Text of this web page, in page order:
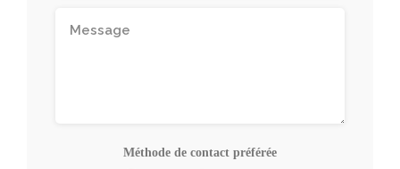
Méthode de contact préférée